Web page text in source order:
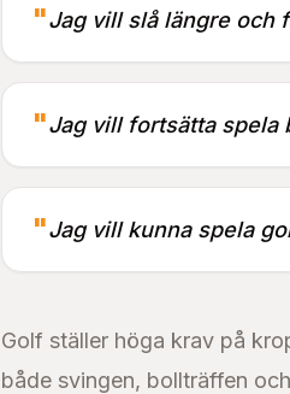
"Jag vill slå längre och
"Jag vill fortsätta spela
"Jag vill kunna spela
Golf ställer höga krav på
både svingen, bollträffen